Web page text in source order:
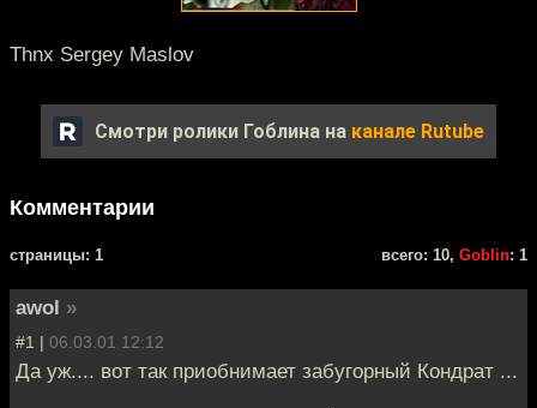
Thnx Sergey Maslov
Смотри ролики Гоблина на канале Rutube
Комментарии
cтраницы: 1 всего: 10, Goblin: 1
awol »
#1 | 06.03.01 12:12
Да уж.... вот так приобнимает забугорный Кондрат ...